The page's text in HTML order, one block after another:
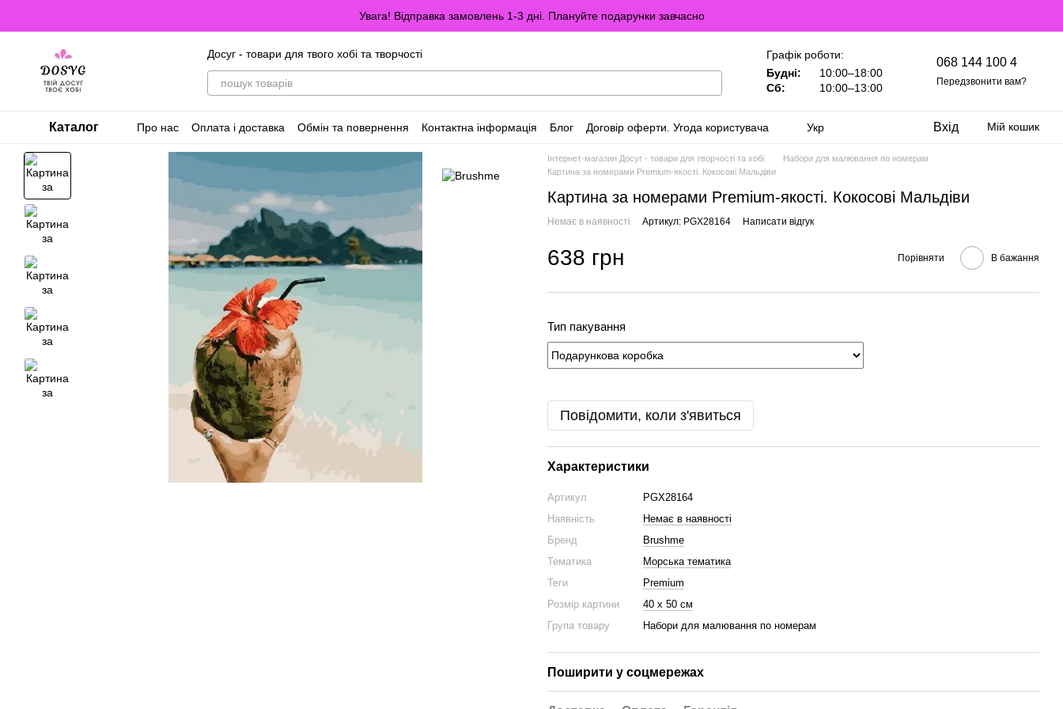
Увага! Відправка замовлень 1-3 дні. Плануйте подарунки завчасно
Досуг - товари для твого хобі та творчості
Графік роботи:
Будні:
10:00–18:00
Сб:
10:00–13:00
068 144 100 4
Передзвонити вам?
Каталог Про нас Оплата і доставка Обмін та повернення Контактна інформація Блог
Договір оферти. Угода користувача
Укр Вхід Мій кошик
Інтернет-магазин Досуг - товари для творчості та хобі
Набори для малювання по номерам
Картина за номерами Premium-якості. Кокосові Мальдіви
Картина за номерами Premium-якості. Кокосові Мальдіви
Немає в наявності Артикул: PGX28164 Написати відгук
638 грн Порівняти В бажання
Тип пакування
Повідомити, коли з'явиться
Характеристики
Артикул
PGX28164
Наявність
Немає в наявності
Бренд
Brushme
Тематика
Морська тематика
Теги
Premium
Розмір картини
40 х 50 см
Група товару
Набори для малювання по номерам
Поширити у соцмережах